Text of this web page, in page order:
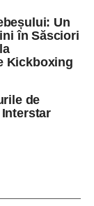
Un
în Săsciori
Kickboxing
de
Interstar